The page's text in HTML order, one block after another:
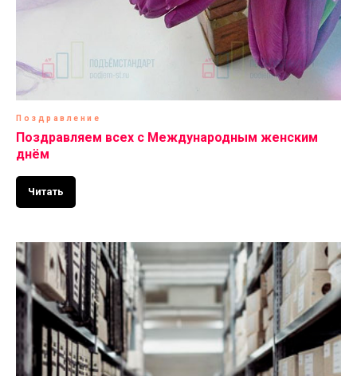
Поздравление
Поздравляем всех с Международным женским
днём
Читать